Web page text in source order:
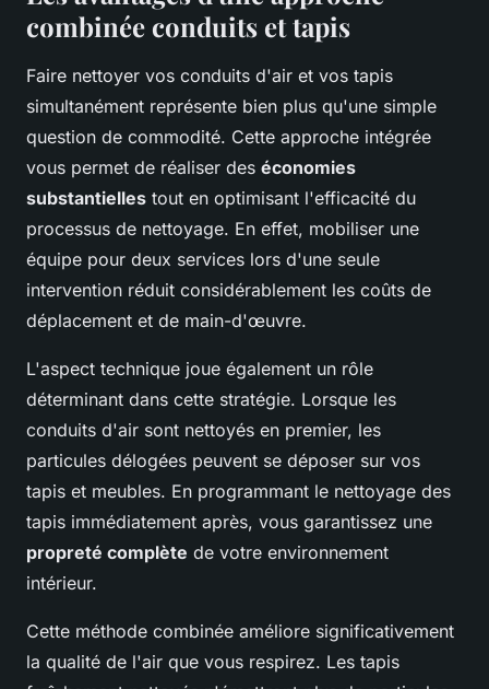
combinée conduits et tapis
Faire nettoyer vos conduits d'air et vos tapis
simultanément représente bien plus qu'une simple
question de commodité. Cette approche intégrée
vous permet de réaliser des économies
substantielles tout en optimisant l'efficacité du
processus de nettoyage. En effet, mobiliser une
équipe pour deux services lors d'une seule
intervention réduit considérablement les coûts de
déplacement et de main-d'œuvre.
L'aspect technique joue également un rôle
déterminant dans cette stratégie. Lorsque les
conduits d'air sont nettoyés en premier, les
particules délogées peuvent se déposer sur vos
tapis et meubles. En programmant le nettoyage des
tapis immédiatement après, vous garantissez une
propreté complète de votre environnement
intérieur.
Cette méthode combinée améliore significativement
la qualité de l'air que vous respirez. Les tapis